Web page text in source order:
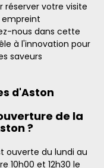
réserver votre visite
nous dans cette
à l'innovation pour
saveurs
d'Aston
de la
?
ouverte du lundi au
10h00 et 12h30 le